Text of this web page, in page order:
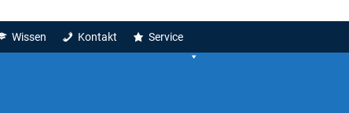
Wissen Kontakt Service